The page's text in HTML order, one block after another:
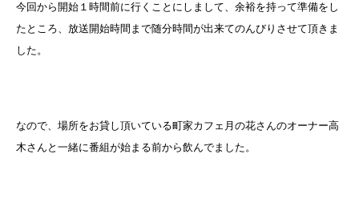
今回から開始１時間前に行くことにしまして、余裕を持って準備をし
たところ、放送開始時間まで随分時間が出来てのんびりさせて頂きま
した。
なので、場所をお貸し頂いている町家カフェ月の花さんのオーナー高
木さんと一緒に番組が始まる前から飲んでました。